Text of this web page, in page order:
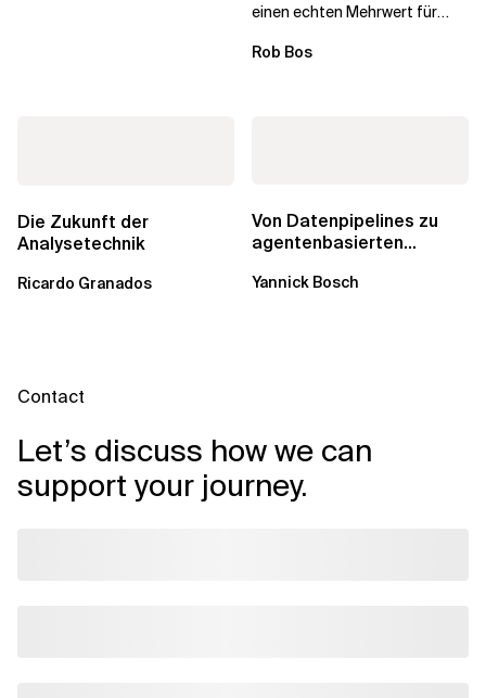
einen echten Mehrwert für
aber auch die...
Rob Bos
Die Zukunft der
Analysetechnik
Ricardo Granados
Von Datenpipelines zu
agentenbasierten
Analytics...
Yannick Bosch
Contact
Let’s discuss how we can
support your journey.